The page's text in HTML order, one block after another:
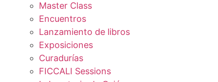
Master Class
Encuentros
Lanzamiento de libros
Exposiciones
Curadurías
FICCALI Sessions